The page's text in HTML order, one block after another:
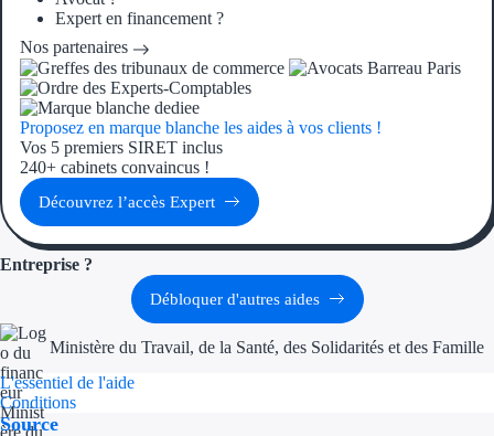
Aides Région
Régions de I à P
Aides Région
Aides Région
Aides Région
Expert en financement ?
Nos partenaires
Proposez en marque blanche les aides à vos clients !
Vos 5 premiers SIRET inclus
240+ cabinets convaincus !
Découvrez l’accès Expert
Entreprise ?
Débloquer d'autres aides
Ministère du Travail, de la Santé, des Solidarités et des Famille
L'essentiel de l'aide
Conditions
Source